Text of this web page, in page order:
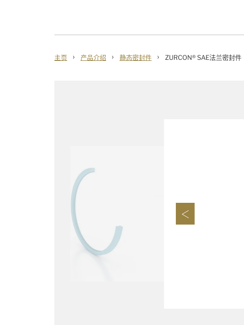
主页 › 产品介绍 › 静态密封件 › ZURCON® SAE法兰密封件